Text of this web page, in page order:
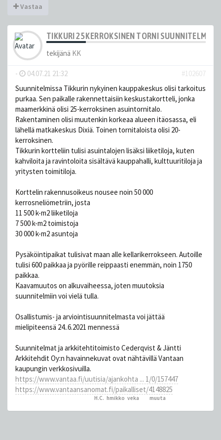
Vastaa
TIKKURI 25 KERROKSINEN TORNI SUUNNITELMA
tekijänä KK
- 04.07.21 21:32
#102607
Suunnitelmissa Tikkurin nykyinen kauppakeskus olisi tarkoitus
purkaa. Sen paikalle rakennettaisiin keskustakortteli, jonka
maamerkkinä olisi 25-kerroksinen asuintornitalo.
Rakentaminen olisi muutenkin korkeaa alueen itäosassa, eli
lähellä matkakeskus Dixiä. Toinen tornitaloista olisi 20-
kerroksinen.
Tikkurin kortteliin tulisi asuintalojen lisäksi liiketiloja, kuten
kahviloita ja ravintoloita sisältävä kauppahalli, kulttuuritiloja ja
yritysten toimitiloja.
Korttelin rakennusoikeus nousee noin 50 000
kerrosneliömetriin, josta
11 500 k-m2 liiketiloja
7 500 k-m2 toimistoja
30 000 k-m2 asuntoja
Pysäköintipaikat tulisivat maan alle kellarikerrokseen. Autoille
tulisi 600 paikkaa ja pyörille reippaasti enemmän, noin 1750
paikkaa.
Kaavamuutos on alkuvaiheessa, joten muutoksia
suunnitelmiin voi vielä tulla.
Osallistumis- ja arviointisuunnitelmasta voi jättää
mielipiteensä 24..6.2021 mennessä
Suunnitelmat ja arkkitehtitoimisto Cederqvist & Jäntti
Arkkitehdit Oy:n havainnekuvat ovat nähtävillä Vantaan
kaupungin verkkosivuilla.
https://www.vantaa.fi/uutisia/ajankohta ... 1/0/157447
https://www.vantaansanomat.fi/paikalliset/4148825
H.C. ,hmikko ,veka ja 2muuta